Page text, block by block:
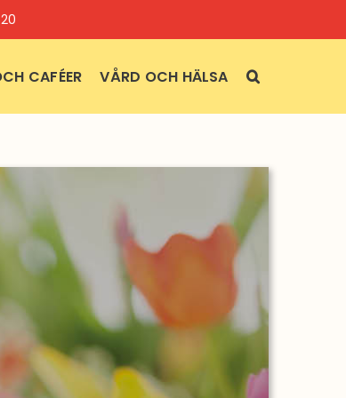
CAFÉER VÅRD OCH HÄLSA